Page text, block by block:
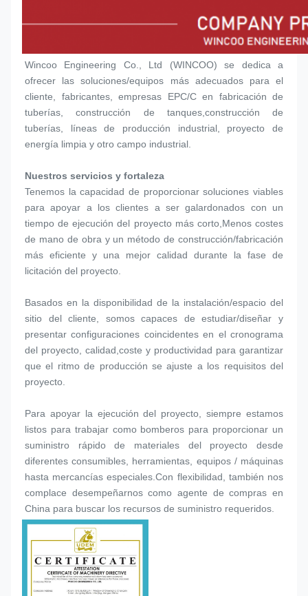
Wincoo Engineering Co., Ltd (WINCOO) se dedica a
ofrecer las soluciones/equipos más adecuados para el
cliente, fabricantes, empresas EPC/C en fabricación de
tuberías, construcción de tanques,construcción de
tuberías, líneas de producción industrial, proyecto de
energía limpia y otro campo industrial.
Nuestros servicios y fortaleza
Tenemos la capacidad de proporcionar soluciones viables
para apoyar a los clientes a ser galardonados con un
tiempo de ejecución del proyecto más corto,Menos costes
de mano de obra y un método de construcción/fabricación
más eficiente y una mejor calidad durante la fase de
licitación del proyecto.
Basados en la disponibilidad de la instalación/espacio del
sitio del cliente, somos capaces de estudiar/diseñar y
presentar configuraciones coincidentes en el cronograma
del proyecto, calidad,coste y productividad para garantizar
que el ritmo de producción se ajuste a los requisitos del
proyecto.
Para apoyar la ejecución del proyecto, siempre estamos
listos para trabajar como bomberos para proporcionar un
suministro rápido de materiales del proyecto desde
diferentes consumibles, herramientas, equipos / máquinas
hasta mercancías especiales.Con flexibilidad, también nos
complace desempeñarnos como agente de compras en
China para buscar los recursos de suministro requeridos.